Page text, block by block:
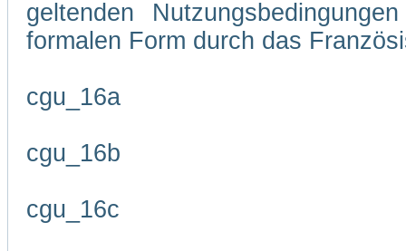
geltenden
formalen Form durch das
cgu_16a
cgu_16b
cgu_16c